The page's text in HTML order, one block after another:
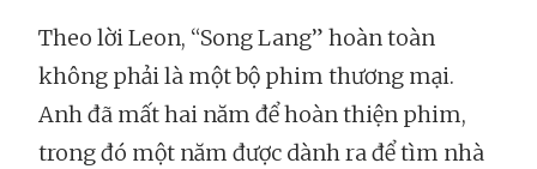
Theo lời Leon, “Song Lang” hoàn toàn
không phải là một bộ phim thương mại.
Anh đã mất hai năm để hoàn thiện phim,
trong đó một năm được dành ra để tìm nhà